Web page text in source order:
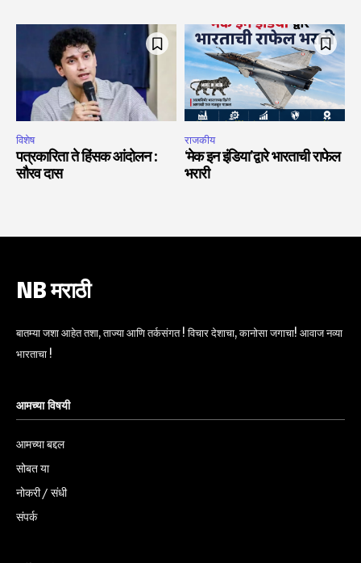
विशेष
पत्रकारिता ते हिंसक आंदोलन :
सौरव दास
राजकीय
‘मेक इन इंडिया’द्वारे भारताची राफेल
भरारी
NB मराठी
बातम्या जशा आहेत तशा, ताज्या आणि तर्कसंगत ! विचार देशाचा, कानोसा जगाचा! आवाज नव्या
भारताचा !
आमच्या विषयी
आमच्या बद्दल
सोबत या
नोकरी / संधी
संपर्क